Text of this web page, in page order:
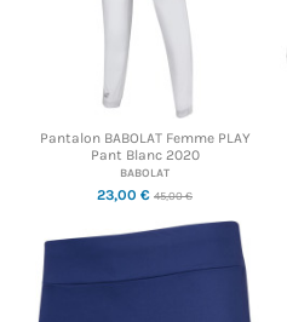
Pantalon BABOLAT Femme PLAY
Pant Blanc 2020
BABOLAT
23,00 € 45,00 €